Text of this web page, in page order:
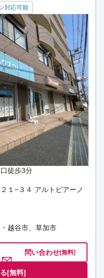
対応可能
徒歩3分
１−３４ アルトピアーノ
越谷市、草加市
問い合わせ[無料]
[無料]